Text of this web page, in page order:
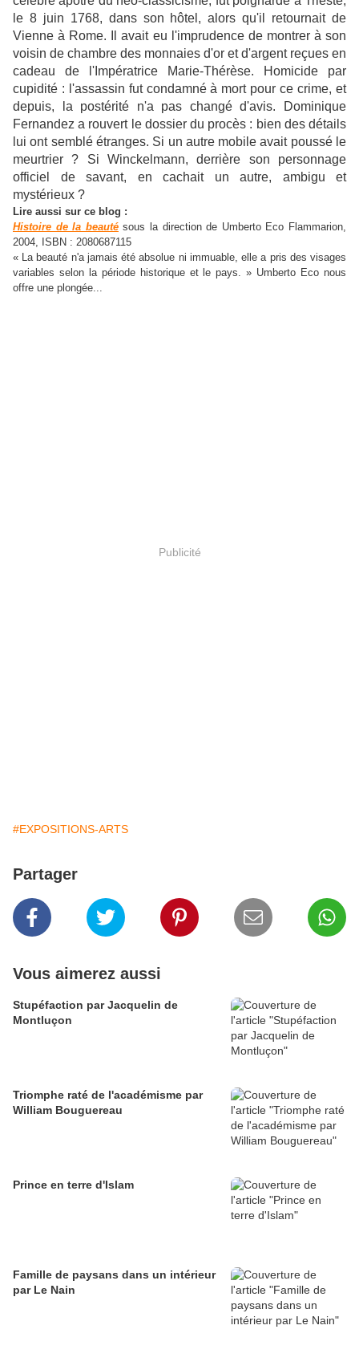
le 8 juin 1768, dans son hôtel, alors qu'il retournait de
Vienne à Rome. Il avait eu l'imprudence de montrer à son
voisin de chambre des monnaies d'or et d'argent reçues en
cadeau de l'Impératrice Marie-Thérèse. Homicide par
cupidité : l'assassin fut condamné à mort pour ce crime, et
depuis, la postérité n'a pas changé d'avis. Dominique
Fernandez a rouvert le dossier du procès : bien des détails
lui ont semblé étranges. Si un autre mobile avait poussé le
meurtrier ? Si Winckelmann, derrière son personnage
officiel de savant, en cachait un autre, ambigu et
mystérieux ?
Lire aussi sur ce blog :
Histoire de la beautésous la direction de Umberto Eco Flammarion,
2004, ISBN : 2080687115
« La beauté n'a jamais été absolue ni immuable, elle a pris des visages
variables selon la période historique et le pays. » Umberto Eco nous
offre une plongée...
Publicité
#EXPOSITIONS-ARTS
Partager
Vous aimerez aussi
Stupéfaction par Jacquelin de
Montluçon
Triomphe raté de l'académisme par
William Bouguereau
Prince en terre d'Islam
Famille de paysans dans un intérieur
par Le Nain